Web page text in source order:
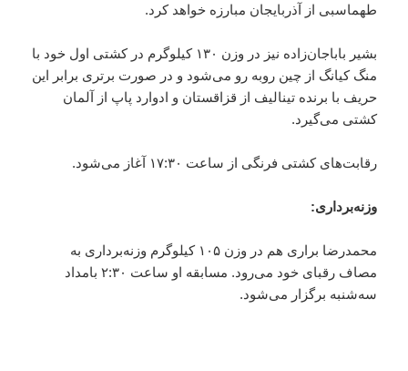
طهماسبی از آذربایجان مبارزه خواهد کرد.
بشیر باباجان‌زاده نیز در وزن ۱۳۰ کیلوگرم در کشتی اول خود با
منگ کیانگ از چین روبه رو می‌شود و در صورت برتری برابر این
حریف با برنده تینالیف از قزاقستان و ادوارد پاپ از آلمان
کشتی می‌گیرد.
رقابت‌های کشتی فرنگی از ساعت ۱۷:۳۰ آغاز می‌شود.
وزنه‌برداری:
محمدرضا براری هم در وزن ۱۰۵ کیلوگرم وزنه‌برداری به
مصاف رقبای خود می‌رود. مسابقه او ساعت ۲:۳۰ بامداد
سه‌شنبه برگزار می‌شود.